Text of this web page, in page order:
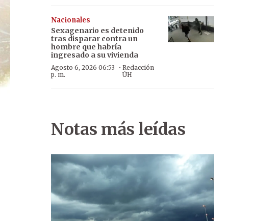
Nacionales
Sexagenario es detenido
tras disparar contra un
hombre que habría
ingresado a su vivienda
Agosto 6, 2026 06:53
p. m.
· Redacción
ÚH
Notas más leídas